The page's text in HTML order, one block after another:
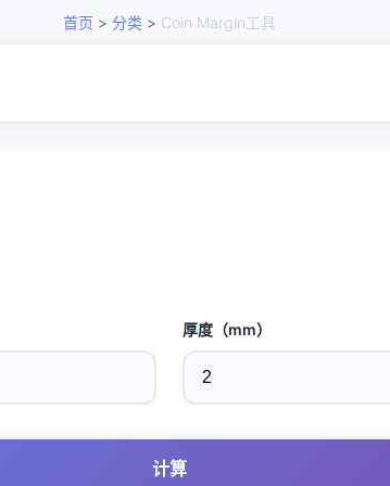
首页 > 分类 > Coin Margin工具
厚度（mm）
计算